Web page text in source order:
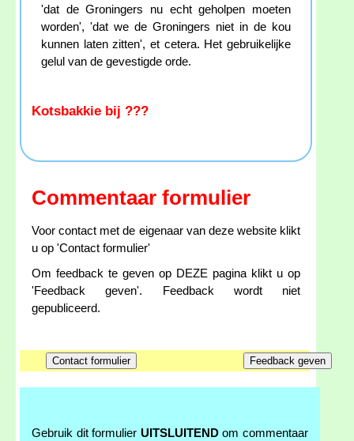
'dat de Groningers nu echt geholpen moeten
worden', 'dat we de Groningers niet in de kou
kunnen laten zitten', et cetera. Het gebruikelijke
gelul van de gevestigde orde.
Kotsbakkie bij ???
Commentaar formulier
Voor contact met de eigenaar van deze website klikt
u op 'Contact formulier'
Om feedback te geven op DEZE pagina klikt u op
'Feedback geven'. Feedback wordt niet
gepubliceerd.
Gebruik dit formulier UITSLUITENDom commentaar